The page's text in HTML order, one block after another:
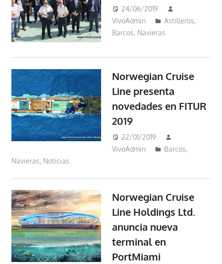
vivo,
los
cuento
24/06/2019
VivoAdmin
Astilleros,
Barcos, Navieras
Norwegian Cruise
Line presenta
novedades en FITUR
2019
22/01/2019
VivoAdmin
Barcos,
Navieras, Noticias
Norwegian Cruise
Line Holdings Ltd.
anuncia nueva
terminal en
PortMiami